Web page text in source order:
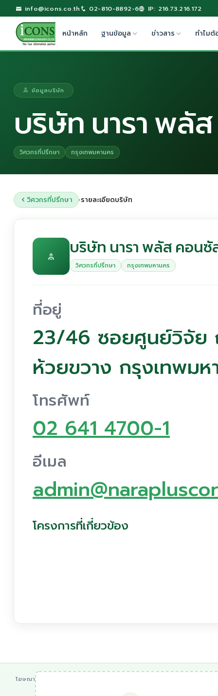
info@icons.co.th 02-810-8892-6 IP: 216.73.216.172
หน้าหลัก ฐานข้อมูล ข่าวสาร ทำไมต้
ข้อมูลบริษัท
บริษัท นารา พลั
วิศวกรที่ปรึกษา กรุงเทพมหานคร
วิศวกรที่ปรึกษา ›รายละเอียดบริษัท
บริษัท นารา พลัส คอนซั
วิศวกรที่ปรึกษา กรุงเทพมหานคร
ที่อยู่
23/46 ซอยศูนย์วิจัย
ห้วยขวาง กรุงเทพมห
โทรศัพท์
02 641 4700-1
อีเมล
โครงการที่เกี่ยวข้อง
โฆษณา